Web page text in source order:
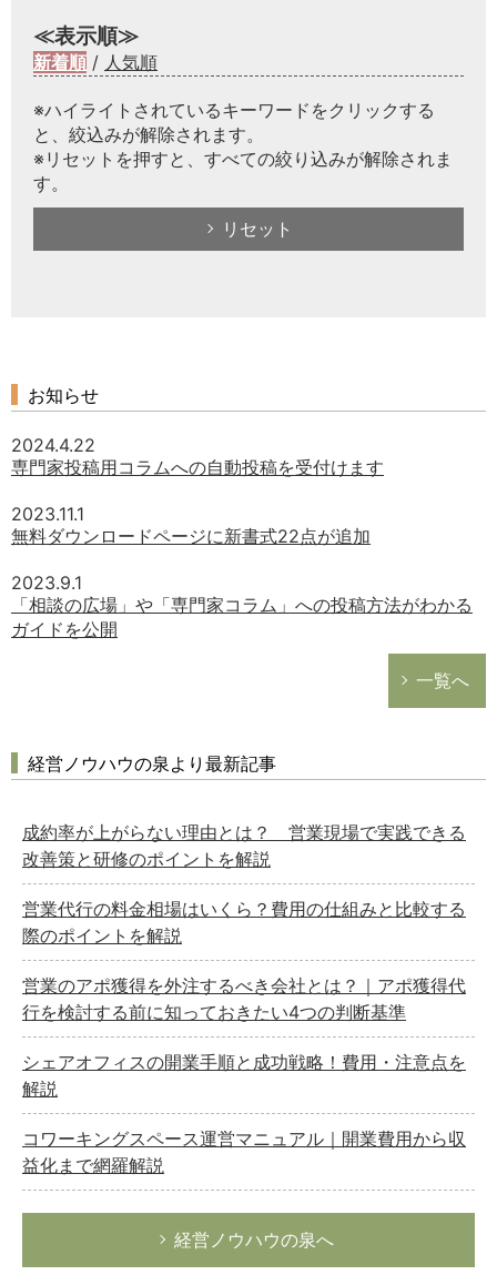
≪表示順≫
新着順 / 人気順
※ハイライトされているキーワードをクリックする
と、絞込みが解除されます。
※リセットを押すと、すべての絞り込みが解除されま
す。
リセット
お知らせ
2024.4.22
専門家投稿用コラムへの自動投稿を受付けます
2023.11.1
無料ダウンロードページに新書式22点が追加
2023.9.1
「相談の広場」や「専門家コラム」への投稿方法がわかる
ガイドを公開
一覧へ
経営ノウハウの泉より最新記事
成約率が上がらない理由とは？ 営業現場で実践できる
改善策と研修のポイントを解説
営業代行の料金相場はいくら？費用の仕組みと比較する
際のポイントを解説
営業のアポ獲得を外注するべき会社とは？｜アポ獲得代
行を検討する前に知っておきたい4つの判断基準
シェアオフィスの開業手順と成功戦略！費用・注意点を
解説
コワーキングスペース運営マニュアル｜開業費用から収
益化まで網羅解説
経営ノウハウの泉へ